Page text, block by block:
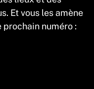
Et vous les amène
numéro :